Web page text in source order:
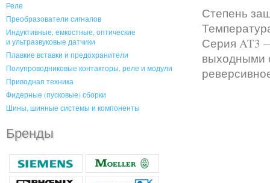
Реле
Преобразователи сигналов
Индуктивные, емкостные, оптические
и ультразвуковые датчики
Плавкие вставки и предохранители
Полупроводниковые контакторы, реле и модули
Приводная техника
Фидерные (пусковые) сборки
Шины, шинные системы и компоненты
Бренды
Степень
Серия AT3
выходными